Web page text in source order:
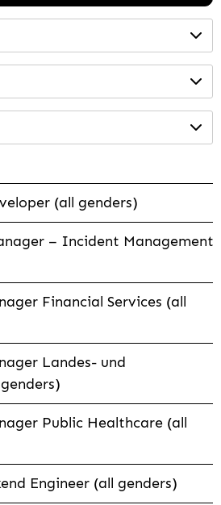
(all genders)
– Incident Management
Financial Services (all
Landes- und
Public Healthcare (all
Engineer (all genders)